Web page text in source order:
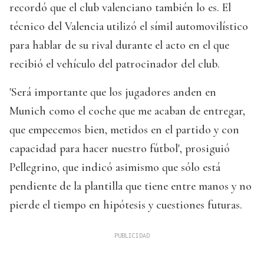
recordó que el club valenciano también lo es. El
técnico del Valencia utilizó el símil automovilístico
para hablar de su rival durante el acto en el que
recibió el vehículo del patrocinador del club.
'Será importante que los jugadores anden en
Munich como el coche que me acaban de entregar,
que empecemos bien, metidos en el partido y con
capacidad para hacer nuestro fútbol', prosiguió
Pellegrino, que indicó asimismo que sólo está
pendiente de la plantilla que tiene entre manos y no
pierde el tiempo en hipótesis y cuestiones futuras.